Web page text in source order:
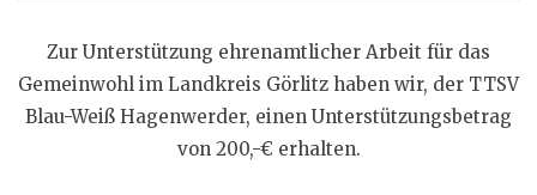
Zur Unterstützung ehrenamtlicher Arbeit für das
Gemeinwohl im Landkreis Görlitz haben wir, der TTSV
Blau-Weiß Hagenwerder, einen Unterstützungsbetrag
von 200,-€ erhalten.